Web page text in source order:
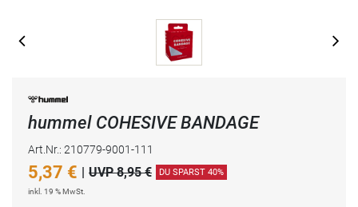
hummel COHESIVE BANDAGE
Art.Nr.: 210779-9001-111
5,37 € | UVP 8,95 € DU SPARST 40%
inkl. 19 % MwSt.